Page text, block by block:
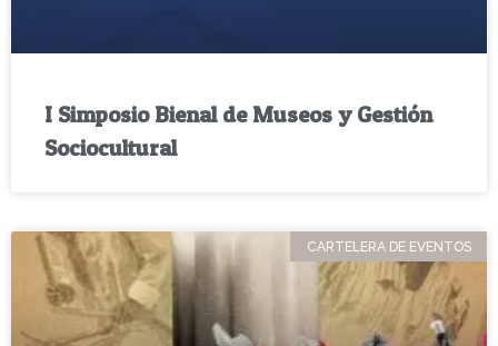
I Simposio Bienal de Museos y Gestión
Sociocultural
CARTELERA DE EVENTOS